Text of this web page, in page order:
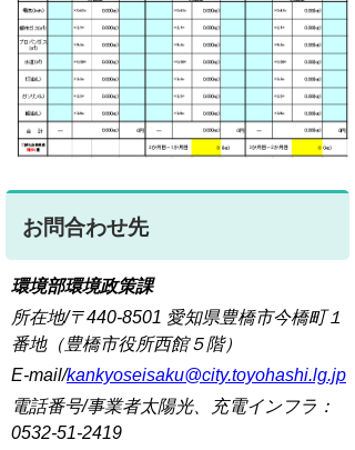
お問合わせ先
環境部環境政策課
所在地/〒440-8501 愛知県豊橋市今橋町１
番地（豊橋市役所西館５階）
E-mail/kankyoseisaku@city.toyohashi.lg.jp
電話番号/事業者太陽光、充電インフラ：
0532-51-2419